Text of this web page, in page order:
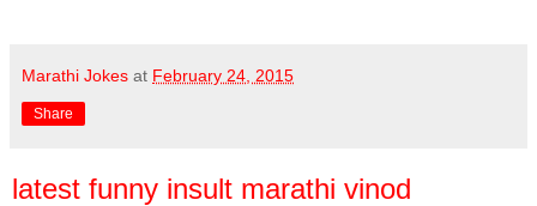
Marathi Jokes at February 24, 2015
Share
latest funny insult marathi vinod